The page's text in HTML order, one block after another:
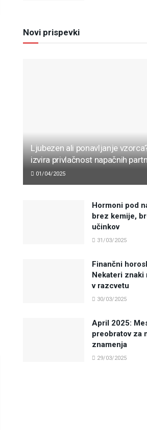
Novi prispevki
Ljubezen ali ponavljanje
izvira privlačnost napačnih
01/04/2025
Hormoni pod
brez kemije,
učinkov
31/03/2025
Finančni
Nekateri
v razcvetu
30/03/2025
April 2025:
preobratov za
znamenja
29/03/2025